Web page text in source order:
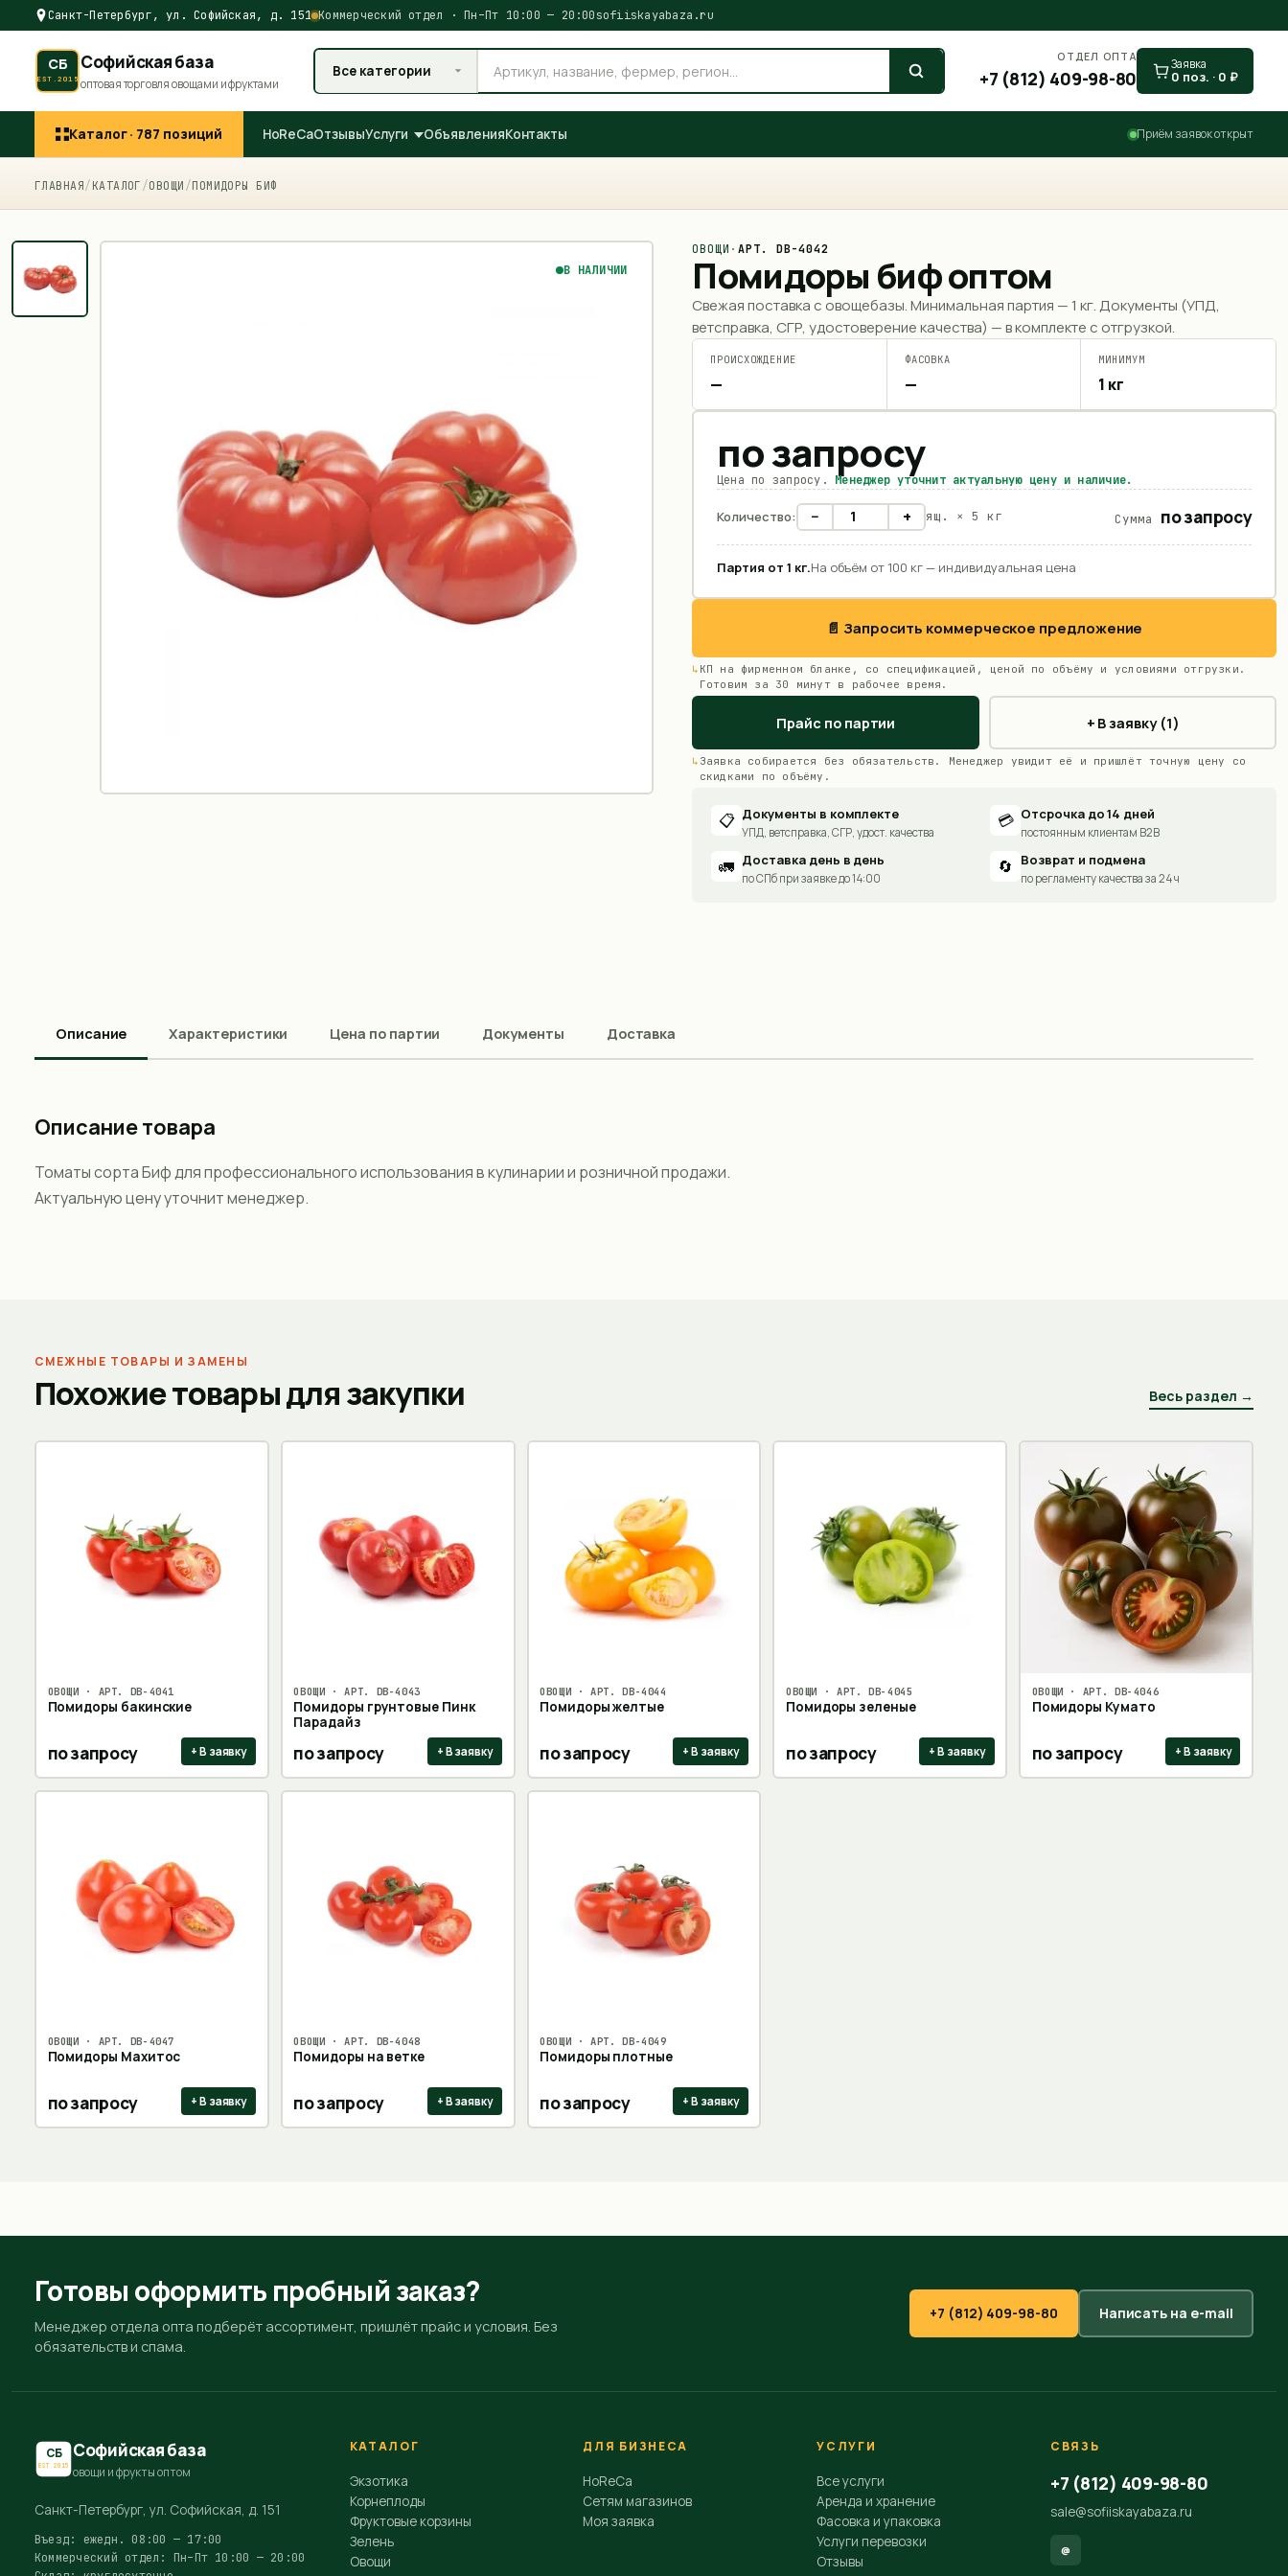
Санкт-Петербург, ул. Софийская, д. 151 Коммерческий отдел · Пн–Пт 10:00 — 20:00sofiiskayabaza.ru
СБ
EST.2015
Софийская база
оптовая торговля овощами и фруктами
Все категории
ОТДЕЛ ОПТА
+7 (812) 409-98-80
Заявка
0 поз. · 0 ₽
Каталог · 787 позиций HoReCaОтзывыУслуги ОбъявленияКонтакты Приём заявок открыт
ГЛАВНАЯ/ КАТАЛОГ /ОВОЩИ /ПОМИДОРЫ БИФ
В НАЛИЧИИ
ОВОЩИ · АРТ. DB-4042
Помидоры биф оптом
Свежая поставка с овощебазы. Минимальная партия —1 кг. Документы (УПД,
ветсправка, СГР, удостоверение качества) — в комплекте с отгрузкой.
ПРОИСХОЖДЕНИЕ
—
ФАСОВКА
—
МИНИМУМ
1 кг
по запросу
Цена по запросу. Менеджер уточнит актуальную цену и наличие.
Количество: − + ящ. × 5 кг Сумма по запросу
Партия от 1 кг.На объём от 100 кг — индивидуальная цена
📄 Запросить коммерческое предложение
КП на фирменном бланке, со спецификацией, ценой по объёму и условиями отгрузки.
Готовим за 30 минут в рабочее время.
Прайс по партии + В заявку (1)
Заявка собирается без обязательств. Менеджер увидит её и пришлёт точную цену со
скидками по объёму.
📋 Документы в комплекте
УПД, ветсправка, СГР, удост. качества
💳 Отсрочка до 14 дней
постоянным клиентам B2B
🚛 Доставка день в день
по СПб при заявке до 14:00
🔄 Возврат и подмена
по регламенту качества за 24 ч
Описание Характеристики Цена по партии Документы Доставка
Описание товара
Томаты сорта Биф для профессионального использования в кулинарии и розничной продажи.
Актуальную цену уточнит менеджер.
СМЕЖНЫЕ ТОВАРЫ И ЗАМЕНЫ
Похожие товары для закупки Весь раздел →
ОВОЩИ · АРТ. DB-4041
Помидоры бакинские
по запросу + В заявку
ОВОЩИ · АРТ. DB-4043
Помидоры грунтовые Пинк
Парадайз
по запросу + В заявку
ОВОЩИ · АРТ.DB-4044
Помидоры желтые
по запросу + В заявку
ОВОЩИ · АРТ.DB-4045
Помидоры зеленые
по запросу + В заявку
ОВОЩИ · АРТ. DB-4046
Помидоры Кумато
по запросу + В заявку
ОВОЩИ · АРТ. DB-4047
Помидоры Махитос
по запросу + В заявку
ОВОЩИ · АРТ. DB-4048
Помидоры на ветке
по запросу + В заявку
ОВОЩИ · АРТ.DB-4049
Помидоры плотные
по запросу + В заявку
Готовы оформить пробный заказ?
Менеджер отдела опта подберёт ассортимент, пришлёт прайс и условия. Без
обязательств и спама.
+7 (812) 409-98-80 Написать на e-mail
СБ
EST.2015
Софийская база
овощи и фрукты оптом
Санкт-Петербург, ул. Софийская, д. 151
Въезд: ежедн. 08:00 — 17:00
Коммерческий отдел: Пн–Пт 10:00 — 20:00
КАТАЛОГ
Экзотика
Корнеплоды
Фруктовые корзины
Зелень
Овощи
ДЛЯ БИЗНЕСА
HoReCa
Сетям магазинов
Моя заявка
УСЛУГИ
Все услуги
Аренда и хранение
Фасовка и упаковка
Услуги перевозки
Отзывы
СВЯЗЬ
+7 (812) 409-98-80
sale@sofiiskayabaza.ru
@